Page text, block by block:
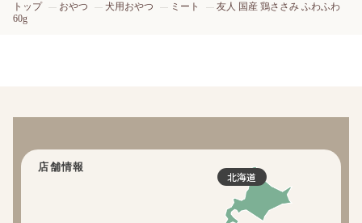
トップ おやつ 犬用おやつ ミート
友人 国産 鶏ささみ ふわふわ
60g
店舗情報
北海道